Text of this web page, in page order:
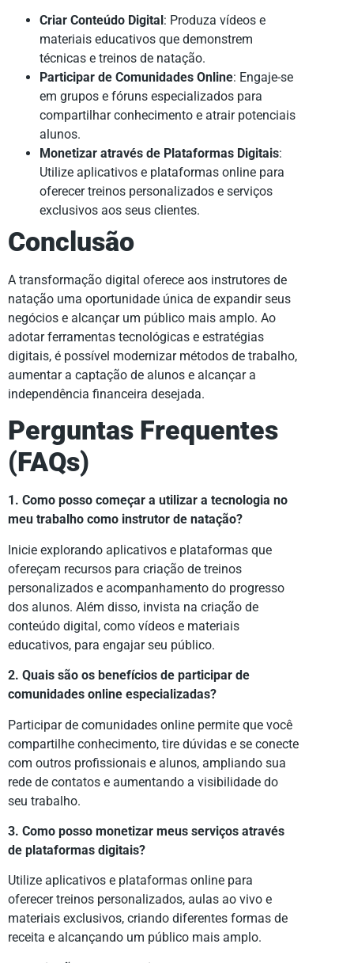
Criar Conteúdo Digital: Produza vídeos e
materiais educativos que demonstrem
técnicas e treinos de natação.
Participar de Comunidades Online: Engaje-se
em grupos e fóruns especializados para
compartilhar conhecimento e atrair potenciais
alunos.
Monetizar através de Plataformas Digitais:
Utilize aplicativos e plataformas online para
oferecer treinos personalizados e serviços
exclusivos aos seus clientes.
Conclusão
A transformação digital oferece aos instrutores de
natação uma oportunidade única de expandir seus
negócios e alcançar um público mais amplo. Ao
adotar ferramentas tecnológicas e estratégias
digitais, é possível modernizar métodos de trabalho,
aumentar a captação de alunos e alcançar a
independência financeira desejada.
Perguntas Frequentes
(FAQs)
1. Como posso começar a utilizar a tecnologia no
meu trabalho como instrutor de natação?
Inicie explorando aplicativos e plataformas que
ofereçam recursos para criação de treinos
personalizados e acompanhamento do progresso
dos alunos. Além disso, invista na criação de
conteúdo digital, como vídeos e materiais
educativos, para engajar seu público.
2. Quais são os benefícios de participar de
comunidades online especializadas?
Participar de comunidades online permite que você
compartilhe conhecimento, tire dúvidas e se conecte
com outros profissionais e alunos, ampliando sua
rede de contatos e aumentando a visibilidade do
seu trabalho.
3. Como posso monetizar meus serviços através
de plataformas digitais?
Utilize aplicativos e plataformas online para
oferecer treinos personalizados, aulas ao vivo e
materiais exclusivos, criando diferentes formas de
receita e alcançando um público mais amplo.